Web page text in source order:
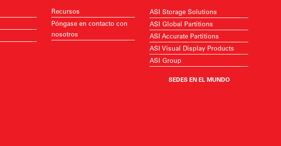
Recursos
Póngase en contacto con
nosotros
ASI Storage Solutions
ASI Global Partitions
ASI Accurate Partitions
ASI Visual Display Products
ASI Group
SEDES EN EL MUNDO